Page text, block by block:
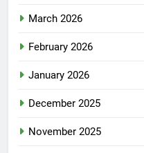
March 2026
February 2026
January 2026
December 2025
November 2025